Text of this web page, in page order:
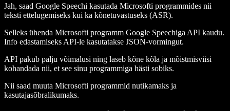
Jah, saad Google Speechi kasutada Microsofti programmides nii
teksti ettelugemiseks kui ka kõnetuvastuseks (ASR).
Selleks ühenda Microsofti programm Google Speechiga API kaudu.
Info edastamiseks API-le kasutatakse JSON-vormingut.
API pakub palju võimalusi ning laseb kõne kõla ja mõistmisviisi
kohandada nii, et see sinu programmiga hästi sobiks.
Nii saad muuta Microsofti programmid nutikamaks ja
kasutajasõbralikumaks.